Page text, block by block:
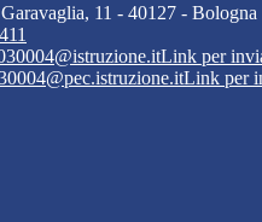
11 - 40127 - Bologna
Link per
Link per